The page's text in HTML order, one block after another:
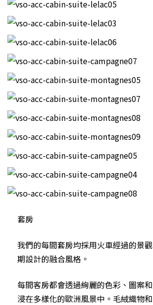
套房
我們的每間套房均採用火車經過的景
期設計的融合風格。
每間客房都會透過絢麗的色彩、圖案
浸在多樣化的歐洲風景中。毛絨織物